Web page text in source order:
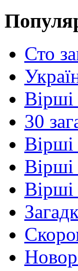
Сто
30
Вірші